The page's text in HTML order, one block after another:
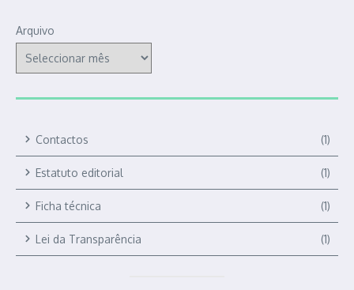
Arquivo
Contactos (1)
Estatuto editorial (1)
Ficha técnica (1)
Lei da Transparência (1)